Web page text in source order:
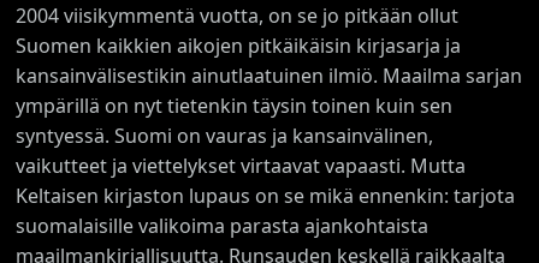
2004 viisikymmentä vuotta, on se jo pitkään ollut
Suomen kaikkien aikojen pitkäikäisin kirjasarja ja
kansainvälisestikin ainutlaatuinen ilmiö. Maailma sarjan
ympärillä on nyt tietenkin täysin toinen kuin sen
syntyessä. Suomi on vauras ja kansainvälinen,
vaikutteet ja viettelykset virtaavat vapaasti. Mutta
Keltaisen kirjaston lupaus on se mikä ennenkin: tarjota
suomalaisille valikoima parasta ajankohtaista
maailmankirjallisuutta. Runsauden keskellä raikkaalta